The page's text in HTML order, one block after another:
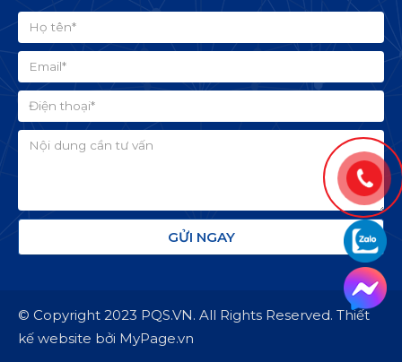
© Copyright 2023 PQS.VN. All Rights Reserved. Thiết
kế website bởi MyPage.vn